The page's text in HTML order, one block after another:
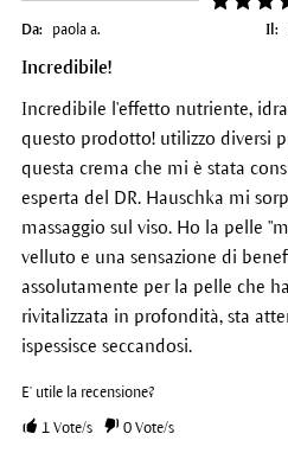
Da: paola a. Il:
Incredibile!
Incredibile l'effetto nutriente,
questo prodotto! utilizzo diversi
questa crema che mi è stata
esperta del DR. Hauschka mi
massaggio sul viso. Ho la pelle
velluto e una sensazione di
assolutamente per la pelle che
rivitalizzata in profondità, sta
ispessisce seccandosi.
E' utile la recensione?
1Vote/s 0Vote/s